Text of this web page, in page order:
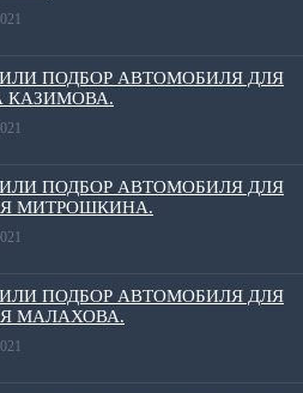
ПОДБОР АВТОМОБИЛЯ ДЛЯ
КАЗИМОВА.
ПОДБОР АВТОМОБИЛЯ ДЛЯ
МИТРОШКИНА.
ПОДБОР АВТОМОБИЛЯ ДЛЯ
МАЛАХОВА.